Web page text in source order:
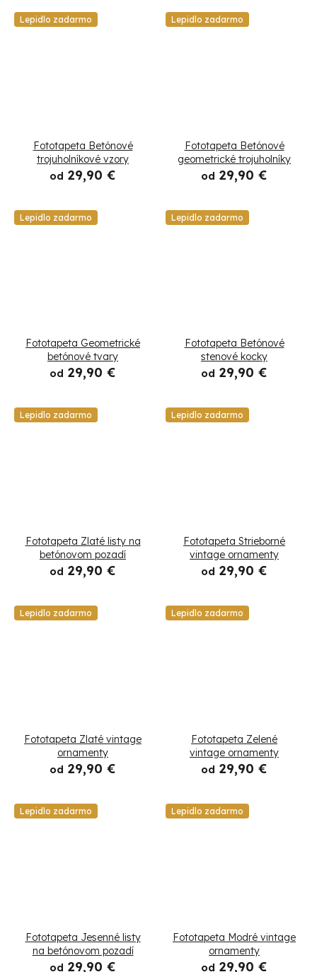
Lepidlo zadarmo
Fototapeta Betónové
trojuholníkové vzory
od 29,90 €
Lepidlo zadarmo
Fototapeta Betónové
geometrické trojuholníky
od 29,90 €
Lepidlo zadarmo
Fototapeta Geometrické
betónové tvary
od 29,90 €
Lepidlo zadarmo
Fototapeta Betónové
stenové kocky
od 29,90 €
Lepidlo zadarmo
Fototapeta Zlaté listy na
betónovom pozadí
od 29,90 €
Lepidlo zadarmo
Fototapeta Strieborné
vintage ornamenty
od 29,90 €
Lepidlo zadarmo
Fototapeta Zlaté vintage
ornamenty
od 29,90 €
Lepidlo zadarmo
Fototapeta Zelené
vintage ornamenty
od 29,90 €
Lepidlo zadarmo
Fototapeta Jesenné listy
na betónovom pozadí
od 29,90 €
Lepidlo zadarmo
Fototapeta Modré vintage
ornamenty
od 29,90 €